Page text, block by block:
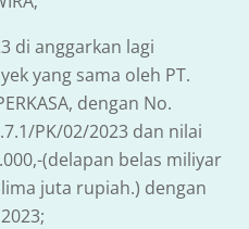
di anggarkan lagi
yang sama oleh PT.
dengan No.
PK/02/2023 dan nilai
(delapan belas miliyar
juta rupiah.) dengan